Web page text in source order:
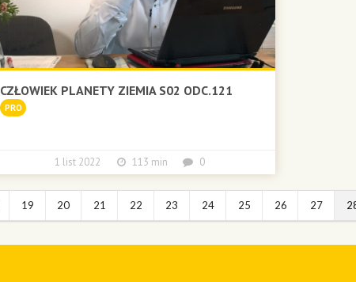
CZŁOWIEK PLANETY ZIEMIA S02 ODC.121
PRO
1 list 2022 113 min 0
19 20 21 22 23 24 25 26 27